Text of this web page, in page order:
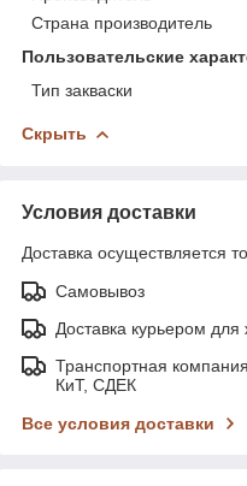
Страна производитель
Пользовательские
Тип закваски
Скрыть
Условия доставки
Доставка осуществляется
Самовывоз
Доставка курьером для
Транспортная
КиТ, СДЕК
Все условия доставки